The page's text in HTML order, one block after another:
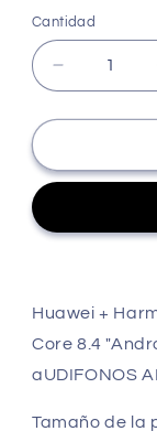
Cantidad
Cantidad
Reducir
cantidad
para
Mediapad
Wifi
w09
Akg
Audifonos
Huawei +
Core 8.4
aUDIFONOS
Tamaño de la